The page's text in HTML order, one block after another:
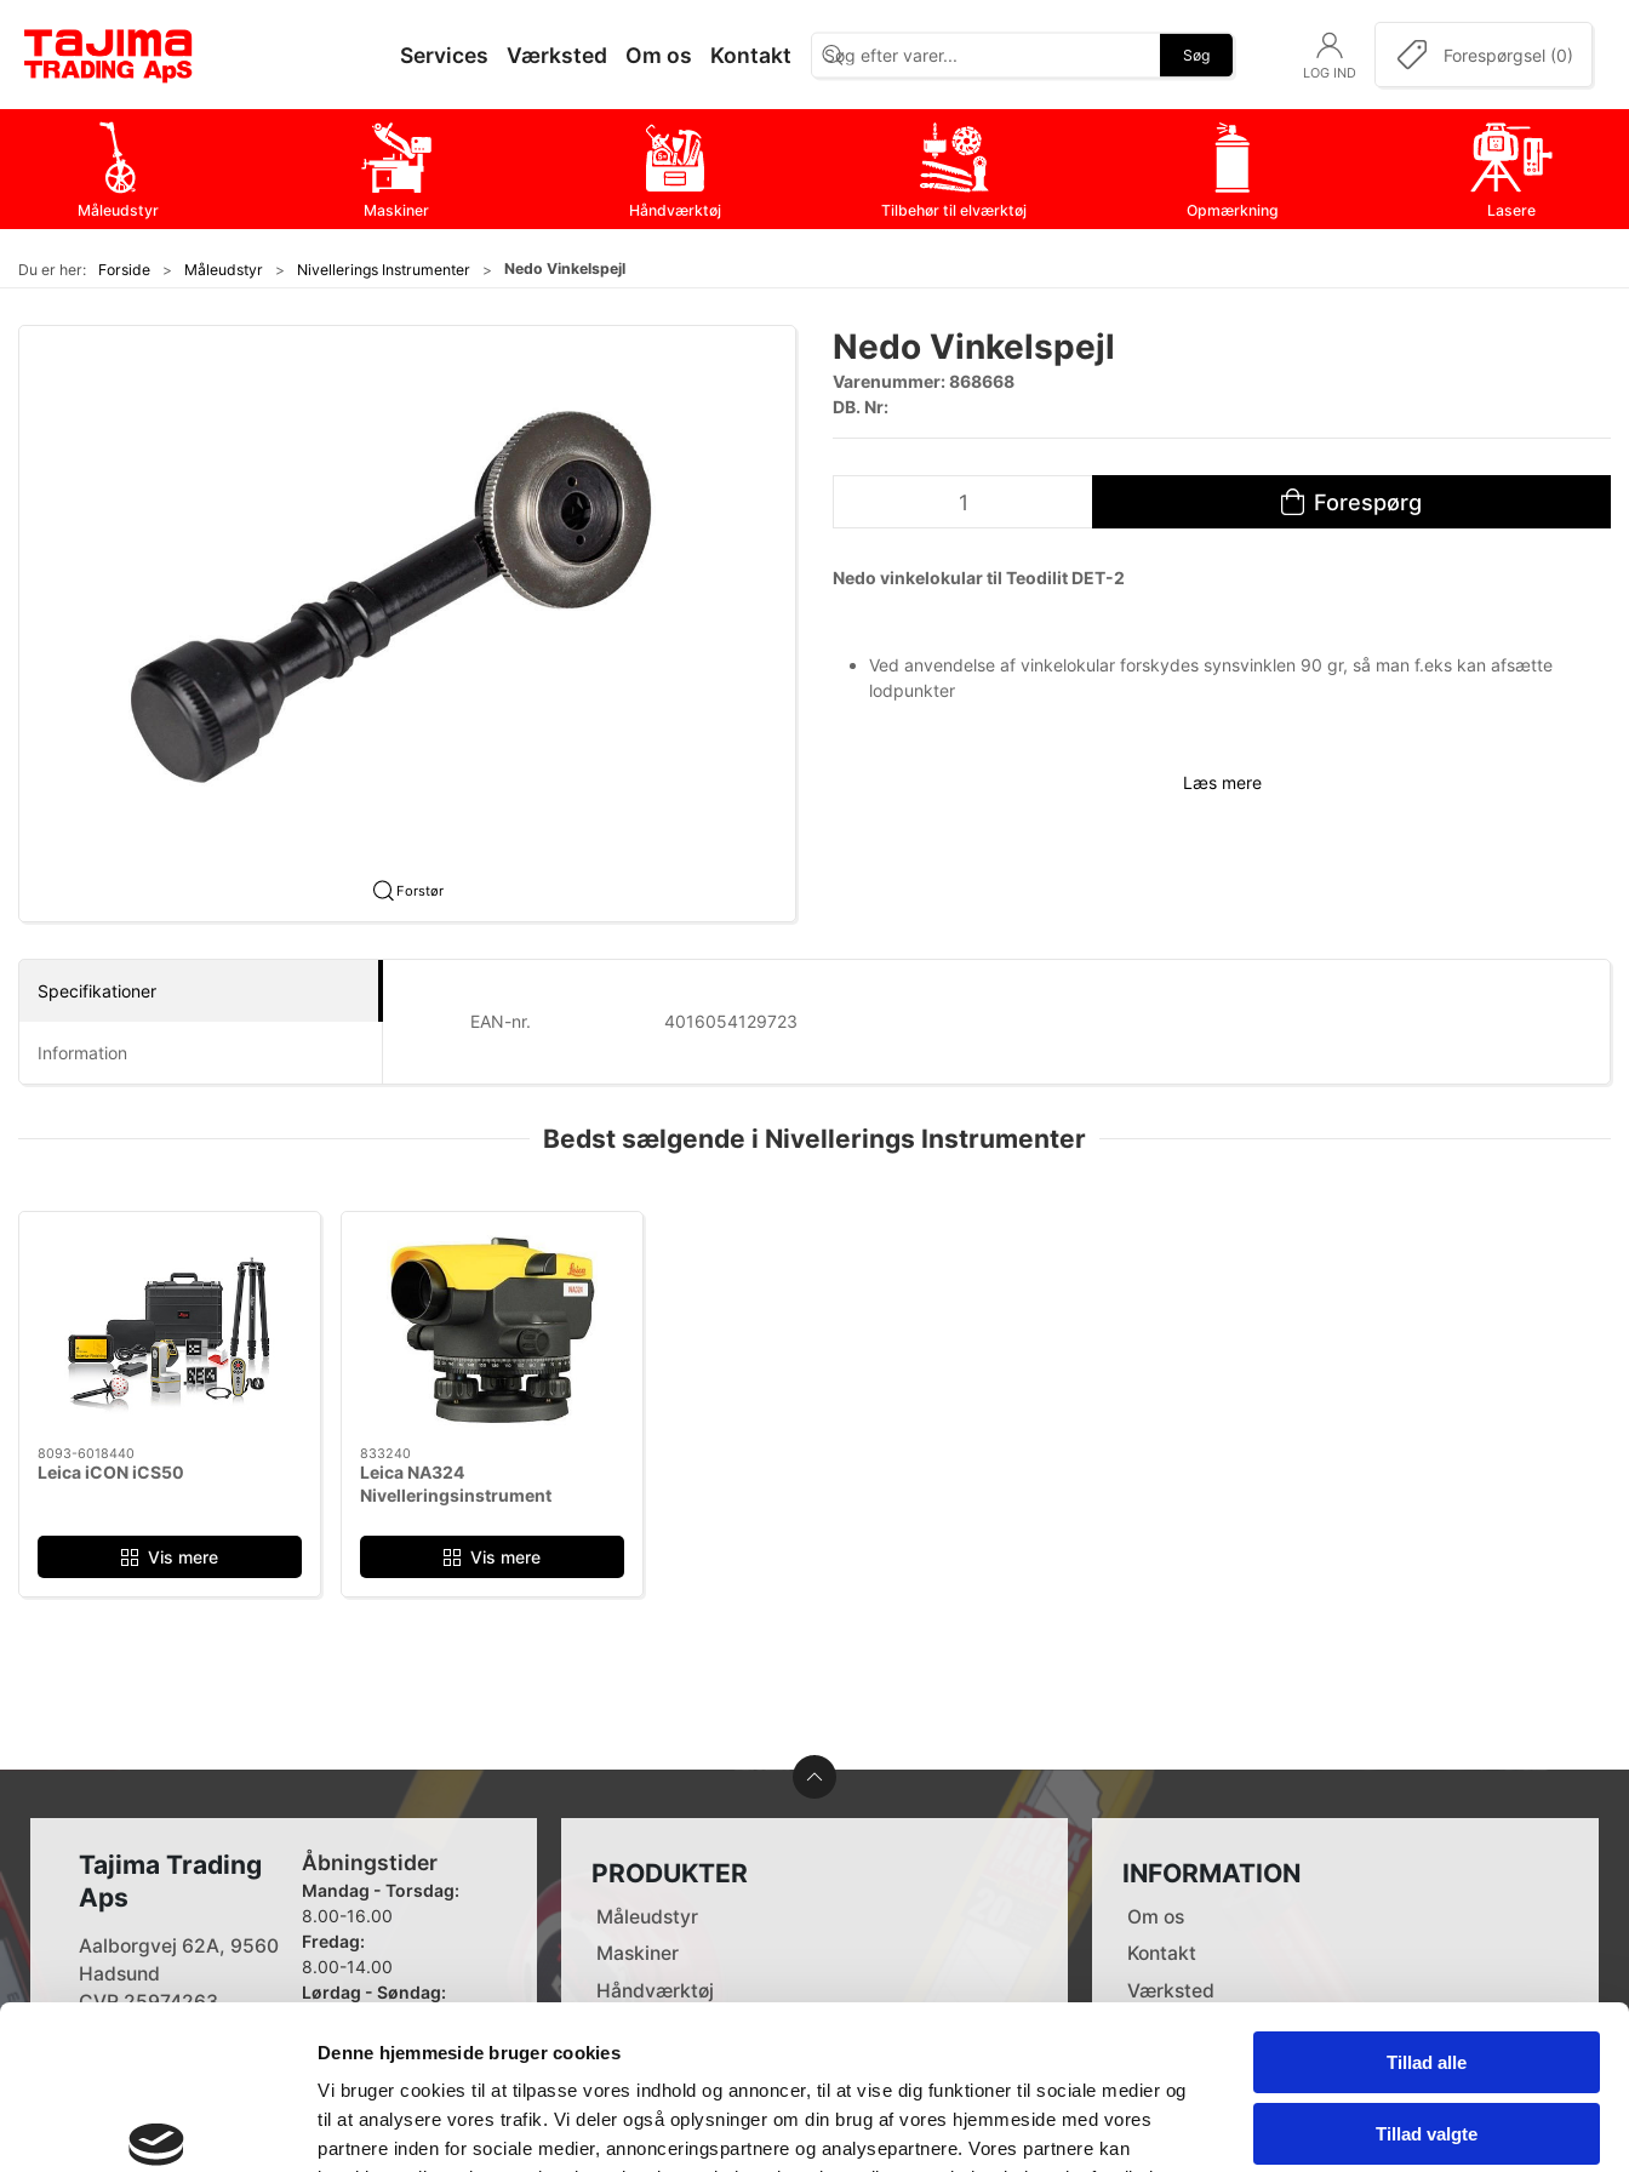
Denne hjemmeside bruger cookies
Vi bruger cookies til at tilpasse vores indhold og annoncer, til at vise dig funktioner til sociale medier og
til at analysere vores trafik. Vi deler også oplysninger om din brug af vores hjemmeside med vores
partnere inden for sociale medier, annonceringspartnere og analysepartnere. Vores partnere kan
Tillad alle
Tillad valgte
Services Værksted Om os Kontakt Søg
LOG IND
Forespørgsel (0)
Måleudstyr Maskiner Håndværktøj Tilbehør til elværktøj Opmærkning Lasere
Du er her: Forside Måleudstyr Nivellerings Instrumenter Nedo Vinkelspejl
Forstør
Nedo Vinkelspejl
Varenummer:868668
DB. Nr:
Forespørg
Nedo vinkelokular til Teodilit DET-2
Ved anvendelse af vinkelokular forskydes synsvinklen 90 gr, så man f.eks kan afsætte
lodpunkter
Læs mere
Specifikationer
Information
EAN-nr. 4016054129723
Bedst sælgende i Nivellerings Instrumenter
8093-6018440
Leica iCON iCS50
Vis mere
833240
Leica NA324
Nivelleringsinstrument
Vis mere
Tajima Trading
Aps
Aalborgvej 62A, 9560
Hadsund
CVR 25974263
Åbningstider
Mandag - Torsdag:
8.00-16.00
Fredag:
8.00-14.00
Lørdag - Søndag:
+45 96 52 08 60
info@tajima.dk
PRODUKTER
Måleudstyr
Maskiner
Håndværktøj
Opmærkning
Lasere
INFORMATION
Om os
Kontakt
Værksted
Forhandlere